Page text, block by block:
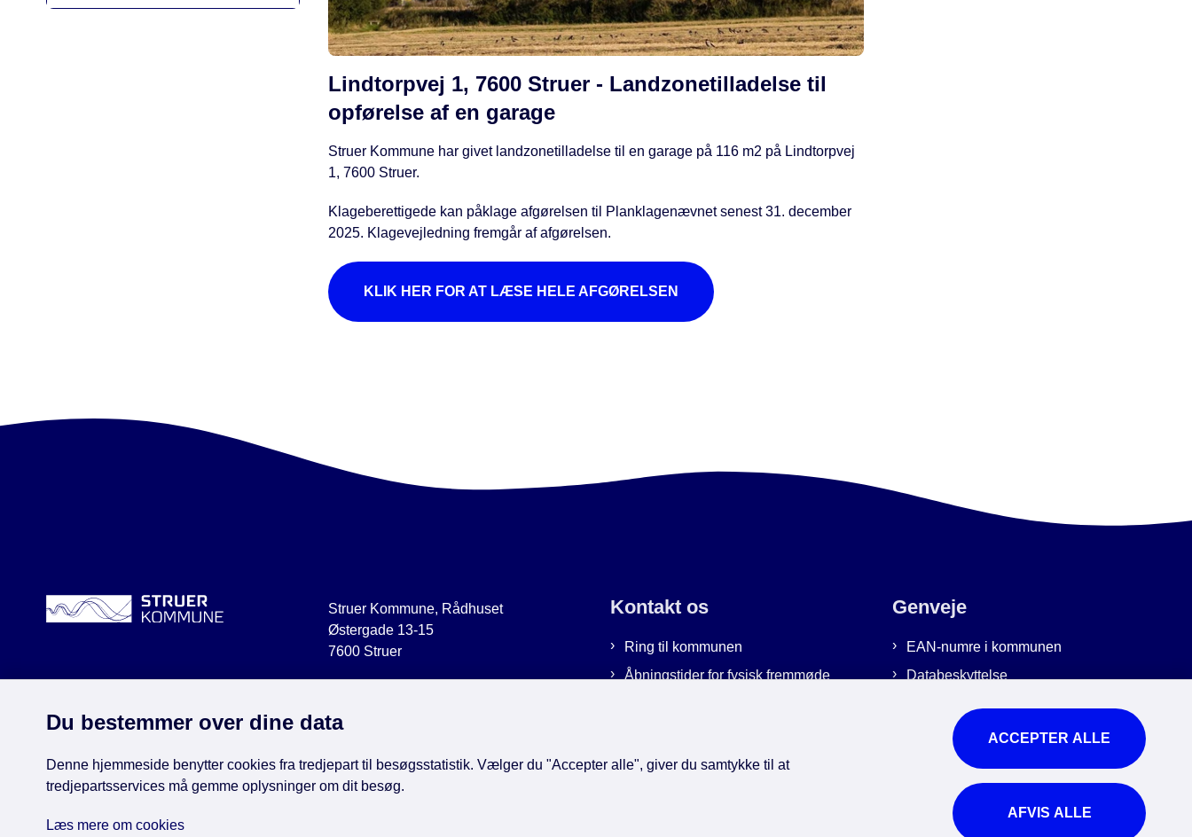
Lindtorpvej 1, 7600 Struer - Landzonetilladelse til
opførelse af en garage
Struer Kommune har givet landzonetilladelse til en garage på 116 m2 på Lindtorpvej
1, 7600 Struer.
Klageberettigede kan påklage afgørelsen til Planklagenævnet senest 31. december
2025. Klagevejledning fremgår af afgørelsen.
KLIK HER FOR AT LÆSE HELE AFGØRELSEN
Struer Kommune, Rådhuset
Østergade 13-15
7600 Struer
Kontakt os
Ring til kommunen
Åbningstider for fysisk fremmøde
Genveje
EAN-numre i kommunen
Databeskyttelse
Tilgængelighedserklæring
Brug af kunstig intelligens
For ansatte
Du bestemmer over dine data
Denne hjemmeside benytter cookies fra tredjepart til besøgsstatistik. Vælger du "Accepter alle", giver du samtykke til at
tredjepartsservices må gemme oplysninger om dit besøg.
Læs mere om cookies
ACCEPTER ALLE
AFVIS ALLE